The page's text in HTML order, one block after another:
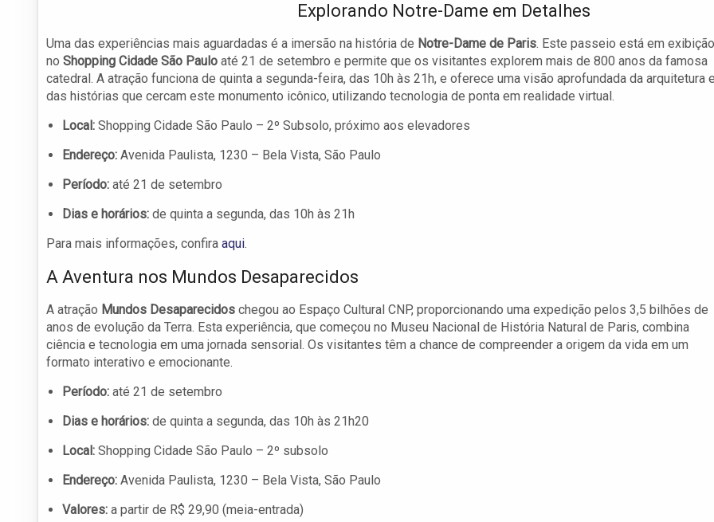
Explorando Notre-Dame em Detalhes
Uma das experiências mais aguardadas é a imersão na história de Notre-Dame de Paris. Este passeio está em exibição
no Shopping Cidade São Paulo até 21 de setembro e permite que os visitantes explorem mais de 800 anos da famosa
catedral. A atração funciona de quinta a segunda-feira, das 10h às 21h, e oferece uma visão aprofundada da arquitetura
das histórias que cercam este monumento icônico, utilizando tecnologia de ponta em realidade virtual.
Local: Shopping Cidade São Paulo – 2º Subsolo, próximo aos elevadores
Endereço: Avenida Paulista, 1230 – Bela Vista, São Paulo
Período: até 21 de setembro
Dias e horários: de quinta a segunda, das 10h às 21h
Para mais informações, confira aqui.
A Aventura nos Mundos Desaparecidos
A atração Mundos Desaparecidos chegou ao Espaço Cultural CNP, proporcionando uma expedição pelos 3,5 bilhões de
anos de evolução da Terra. Esta experiência, que começou no Museu Nacional de História Natural de Paris, combina
ciência e tecnologia em uma jornada sensorial. Os visitantes têm a chance de compreender a origem da vida em um
formato interativo e emocionante.
Período: até 21 de setembro
Dias e horários: de quinta a segunda, das 10h às 21h20
Local: Shopping Cidade São Paulo – 2º subsolo
Endereço: Avenida Paulista, 1230 – Bela Vista, São Paulo
Valores: a partir de R$ 29,90 (meia-entrada)